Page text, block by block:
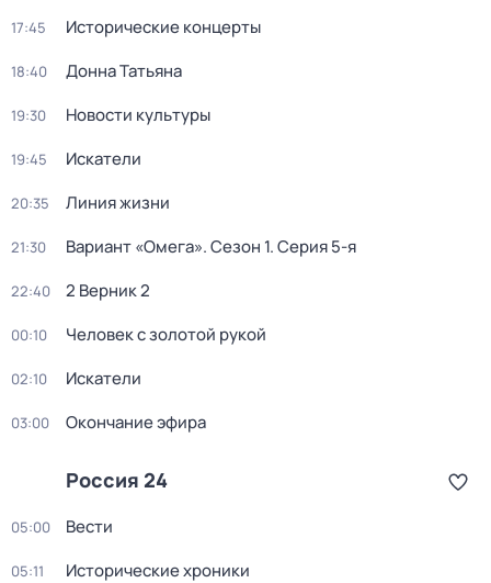
17:45 Исторические концерты
18:40 Донна Татьяна
19:30 Новости культуры
19:45 Искатели
20:35 Линия жизни
21:30 Вариант «Омега». Сезон 1. Серия 5-я
22:40 2 Верник 2
00:10 Человек с золотой рукой
02:10 Искатели
03:00 Окончание эфира
Россия 24
05:00 Вести
05:11 Исторические хроники